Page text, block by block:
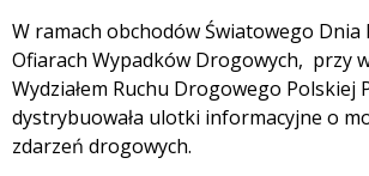
W ramach obchodów Światowego Dnia
Ofiarach Wypadków Drogowych, przy
Wydziałem Ruchu Drogowego Polskiej
dystrybuowała ulotki informacyjne o
zdarzeń drogowych.